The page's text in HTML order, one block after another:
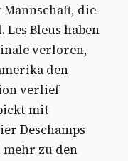
Mannschaft, die
Bleus haben
verloren,
den
verlief
mit
Deschamps
mehr zu den